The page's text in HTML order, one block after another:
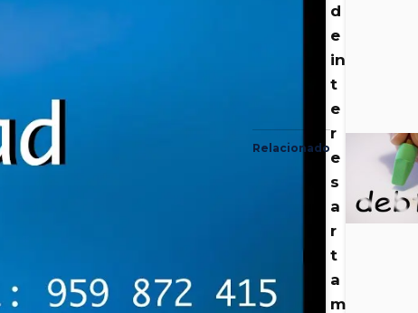
Relacionado
d
e
in
t
e
r
e
s
a
r
t
a
m